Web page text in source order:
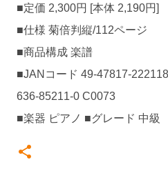
■定価 2,300円 [本体 2,190円]
■仕様 菊倍判縦/112ページ
■商品構成 楽譜
■JANコード 49-47817-
636-85211-0 C0073
■楽器 ピアノ ■グレード 中級